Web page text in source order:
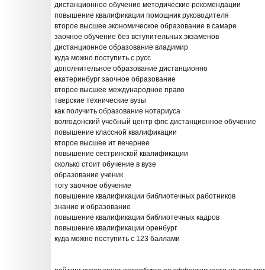
дистанционное обучение методические рекомендации
повышение квалификации помощник руководителя
второе высшее экономическое образование в самаре
заочное обучение без вступительных экзаменов
дистанционное образование владимир
куда можно поступить с русс
дополнительное образование дистанционно
екатеринбург заочное образование
второе высшее международное право
тверские технические вузы
как получить образование нотариуса
волгодонский учебный центр фпс дистанционное обучение
повышение классной квалификации
второе высшее ит вечернее
повышение сестринской квалификации
сколько стоит обучение в вузе
образование ученик
тогу заочное обучение
повышение квалификации библиотечных работников
знание и образование
повышение квалификации библиотечных кадров
повышение квалификации оренбург
куда можно поступить с 123 баллами